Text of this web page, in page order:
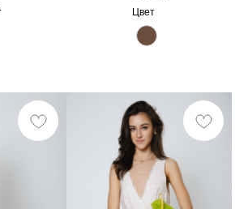
Цвет